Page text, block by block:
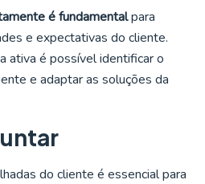
é fundamentalpara
e expectativas do cliente.
ativa é possível identificar o
e adaptar as soluções da
do cliente é essencial para